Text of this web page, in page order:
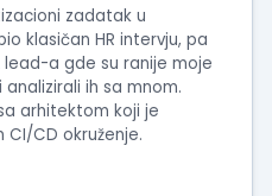
zadatak u
klasičan HR intervju, pa
lead-a gde su ranije moje
ih sa mnom.
arhitektom koji je
CD okruženje.